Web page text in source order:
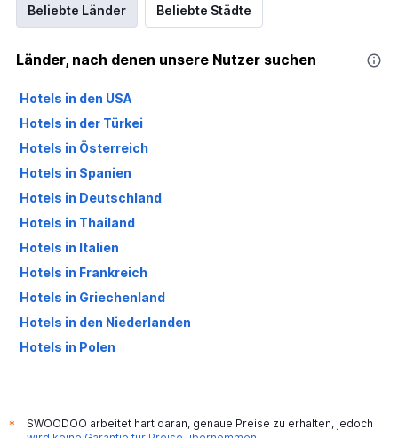
Beliebte Länder Beliebte Städte
Länder, nach denen unsere Nutzer suchen
Hotels in den USA
Hotels in der Türkei
Hotels in Österreich
Hotels in Spanien
Hotels in Deutschland
Hotels in Thailand
Hotels in Italien
Hotels in Frankreich
Hotels in Griechenland
Hotels in den Niederlanden
Hotels in Polen
*
SWOODOO arbeitet hart daran, genaue Preise zu erhalten, jedoch